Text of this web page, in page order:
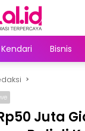
Bisnis
Juta